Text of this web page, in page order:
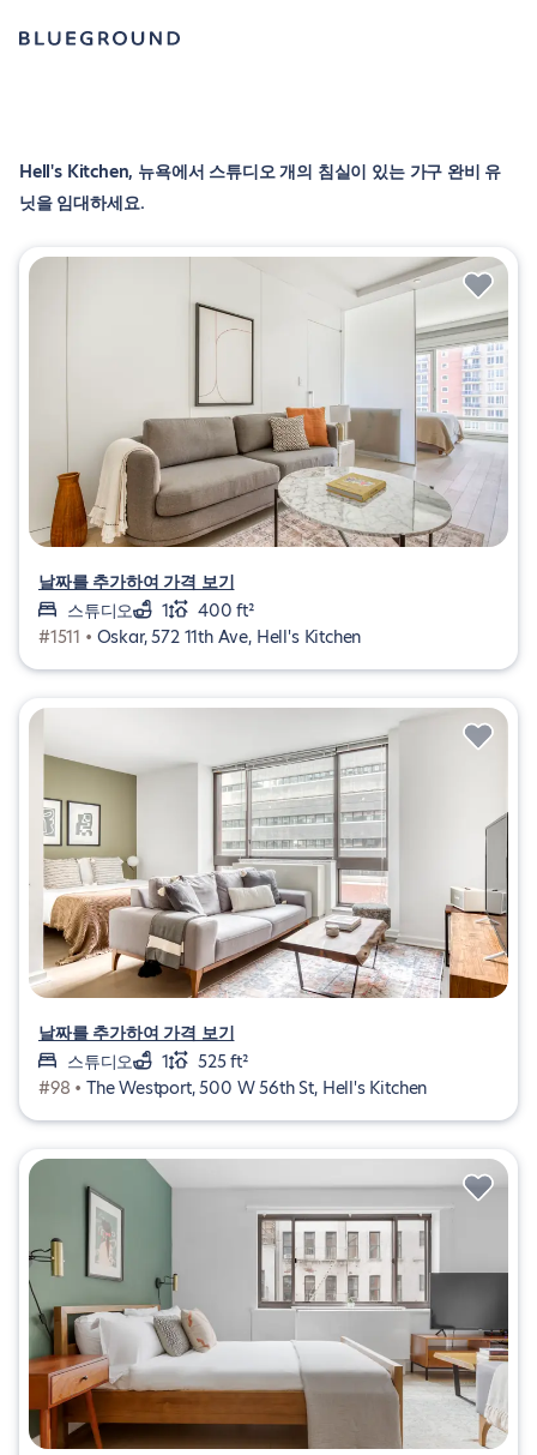
Hell's Kitchen, 뉴욕에서 스튜디오 개의 침실이 있는 가구 완비 유
닛을 임대하세요.
날짜를 추가하여 가격 보기
스튜디오
1
400 ft²
#1511 • Oskar, 572 11th Ave, Hell's Kitchen
날짜를 추가하여 가격 보기
스튜디오
1
525 ft²
#98 • The Westport, 500 W 56th St, Hell's Kitchen